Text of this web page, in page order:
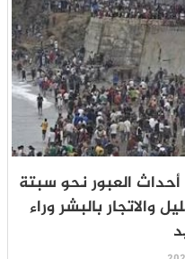
العبور نحو سبتة
والاتجار بالبشر وراء